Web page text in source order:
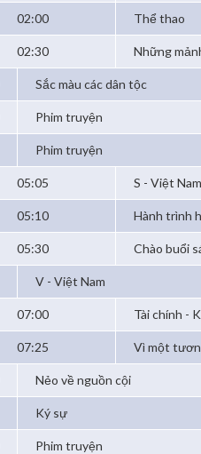
02:00 Thể thao
02:30 Những
Sắc màu các dân tộc
Phim truyện
Phim truyện
05:05 S - Việt Nam
05:10 Hành trình
05:30 Chào buổi
V - Việt Nam
07:00 Tài chính -
07:25 Vì một
Nẻo về nguồn cội
Ký sự
Phim truyện